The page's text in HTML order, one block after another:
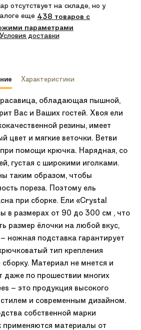
отсутствует на складе, но у
еще 438 товаров с
параметрами
Условия доставки
Характеристики
обладающая пышной,
Вас и Ваших гостей. Хвоя ели
резины, имеет
цвет и мягкие веточки. Ветви
при помощи крючка. Нарядная, со
густая с широкими иголками.
таким образом, чтобы
пореза. Поэтому ель
при сборке. Ели «Crystal
в размерах от 90 до 300 см , что
размер ёлочки на любой вкус,
ножная подставка гарантирует
тип крепления
Материал не мнется и
даже по прошествии многих
– это продукция высокого
и современным дизайном.
собственной марки
применяются материалы от